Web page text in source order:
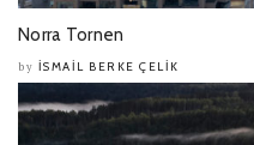
Norra Tornen
by İSMAIL BERKE ÇELIK